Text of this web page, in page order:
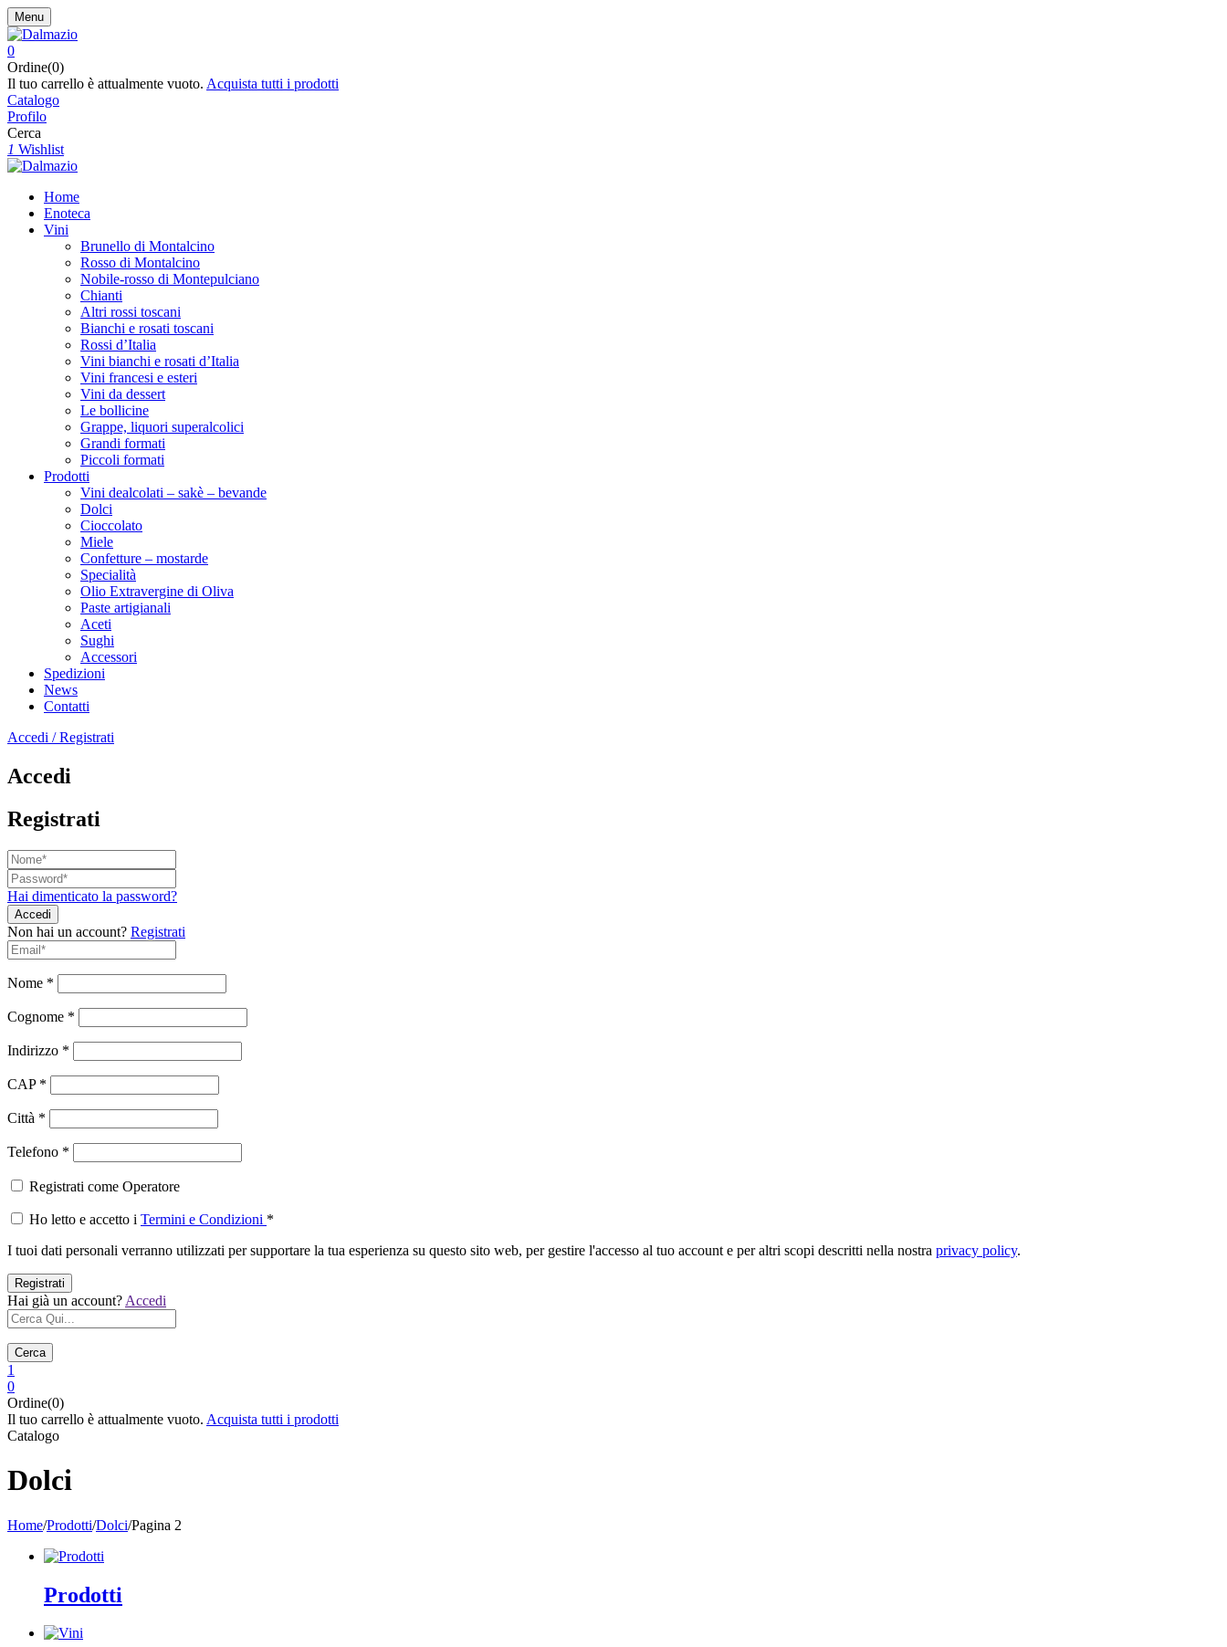
Menu
0
Ordine(0)
Il tuo carrello è attualmente vuoto. Acquista tutti i prodotti
Catalogo
Profilo
Cerca
1 Wishlist
Home
Enoteca
Vini
Brunello di Montalcino
Rosso di Montalcino
Nobile-rosso di Montepulciano
Chianti
Altri rossi toscani
Bianchi e rosati toscani
Rossi d’Italia
Vini bianchi e rosati d’Italia
Vini francesi e esteri
Vini da dessert
Le bollicine
Grappe, liquori superalcolici
Grandi formati
Piccoli formati
Prodotti
Vini dealcolati – sakè – bevande
Dolci
Cioccolato
Miele
Confetture – mostarde
Specialità
Olio Extravergine di Oliva
Paste artigianali
Aceti
Sughi
Accessori
Spedizioni
News
Contatti
Accedi / Registrati
Accedi
Registrati
Hai dimenticato la password?
Non hai un account? Registrati
Nome *
Cognome *
Indirizzo *
CAP *
Città *
Telefono *
Registrati come Operatore
Ho letto e accetto i Termini e Condizioni *
I tuoi dati personali verranno utilizzati per supportare la tua esperienza su questo sito web, per gestire l'accesso al tuo account e per altri scopi descritti nella nostra privacy policy.
Hai già un account? Accedi
Cerca
1
0
Ordine(0)
Il tuo carrello è attualmente vuoto. Acquista tutti i prodotti
Catalogo
Dolci
Home/Prodotti/Dolci/Pagina 2
Prodotti